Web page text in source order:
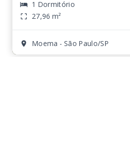
1 Dormitório
27,96 m²
Moema - São Paulo/SP